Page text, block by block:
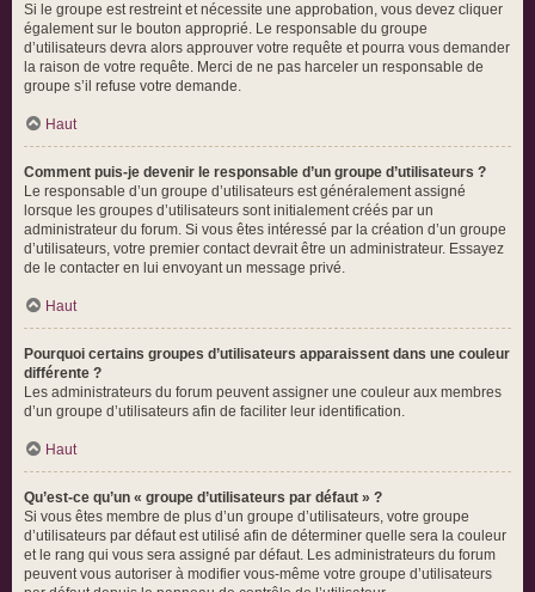
Si le groupe est restreint et nécessite une approbation, vous devez cliquer
également sur le bouton approprié. Le responsable du groupe
d’utilisateurs devra alors approuver votre requête et pourra vous demander
la raison de votre requête. Merci de ne pas harceler un responsable de
groupe s’il refuse votre demande.
Haut
Comment puis-je devenir le responsable d’un groupe d’utilisateurs ?
Le responsable d’un groupe d’utilisateurs est généralement assigné
lorsque les groupes d’utilisateurs sont initialement créés par un
administrateur du forum. Si vous êtes intéressé par la création d’un groupe
d’utilisateurs, votre premier contact devrait être un administrateur. Essayez
de le contacter en lui envoyant un message privé.
Haut
Pourquoi certains groupes d’utilisateurs apparaissent dans une couleur
différente ?
Les administrateurs du forum peuvent assigner une couleur aux membres
d’un groupe d’utilisateurs afin de faciliter leur identification.
Haut
Qu’est-ce qu’un « groupe d’utilisateurs par défaut » ?
Si vous êtes membre de plus d’un groupe d’utilisateurs, votre groupe
d’utilisateurs par défaut est utilisé afin de déterminer quelle sera la couleur
et le rang qui vous sera assigné par défaut. Les administrateurs du forum
peuvent vous autoriser à modifier vous-même votre groupe d’utilisateurs